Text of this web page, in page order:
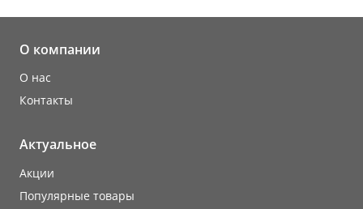
О компании
О нас
Контакты
Актуальное
Акции
Популярные товары